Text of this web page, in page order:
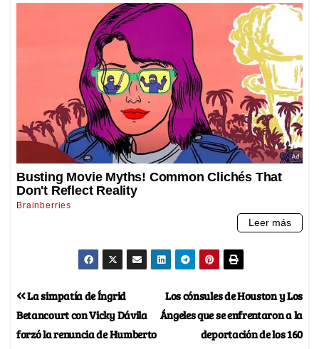
Los cónsules de Houston y Los
Ángeles que se enfrentaron a la
deportación de los 160
La simpatía de Íngrid
Betancourt con Vicky Dávila
forzó la renuncia de Humberto